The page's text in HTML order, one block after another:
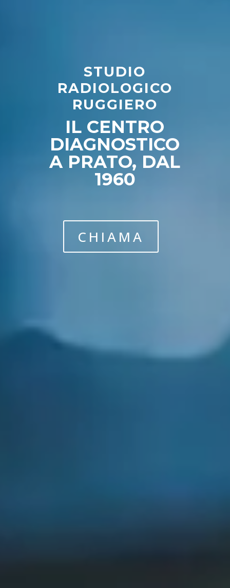
STUDIO
RADIOLOGICO
RUGGIERO
IL CENTRO
DIAGNOSTICO
A PRATO, DAL
1960
CHIAMA